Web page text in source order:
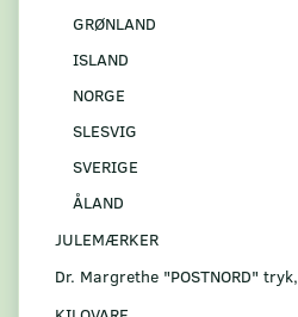
GRØNLAND
ISLAND
NORGE
SLESVIG
SVERIGE
ÅLAND
JULEMÆRKER
Dr. Margrethe "POSTNORD"